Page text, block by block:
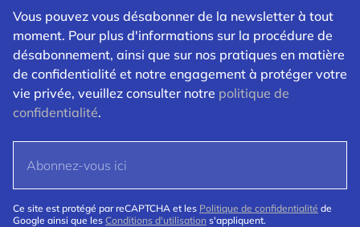
Vous pouvez vous désabonner de la newsletter à tout
moment. Pour plus d'informations sur la procédure de
désabonnement, ainsi que sur nos pratiques en matière
de confidentialité et notre engagement à protéger votre
vie privée, veuillez consulter notre politique de
confidentialité.
Ce site est protégé par reCAPTCHA et les Politique de confidentialité de
Google ainsi que les Conditions d'utilisation s'appliquent.